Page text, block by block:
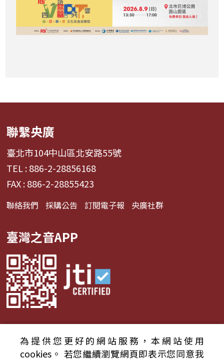
聯繫央廣
臺北市104中山區北安路55號
TEL : 886-2-28856168
FAX : 886-2-28855423
聯絡我們 採購公告 訂閱電子報 央廣社群
臺灣之音APP
© 2024財團法人中央廣播電臺 版權所有
為提供您更好的網站服務，本網站使用
cookies。 若您繼續瀏覽網頁即表示您同意我